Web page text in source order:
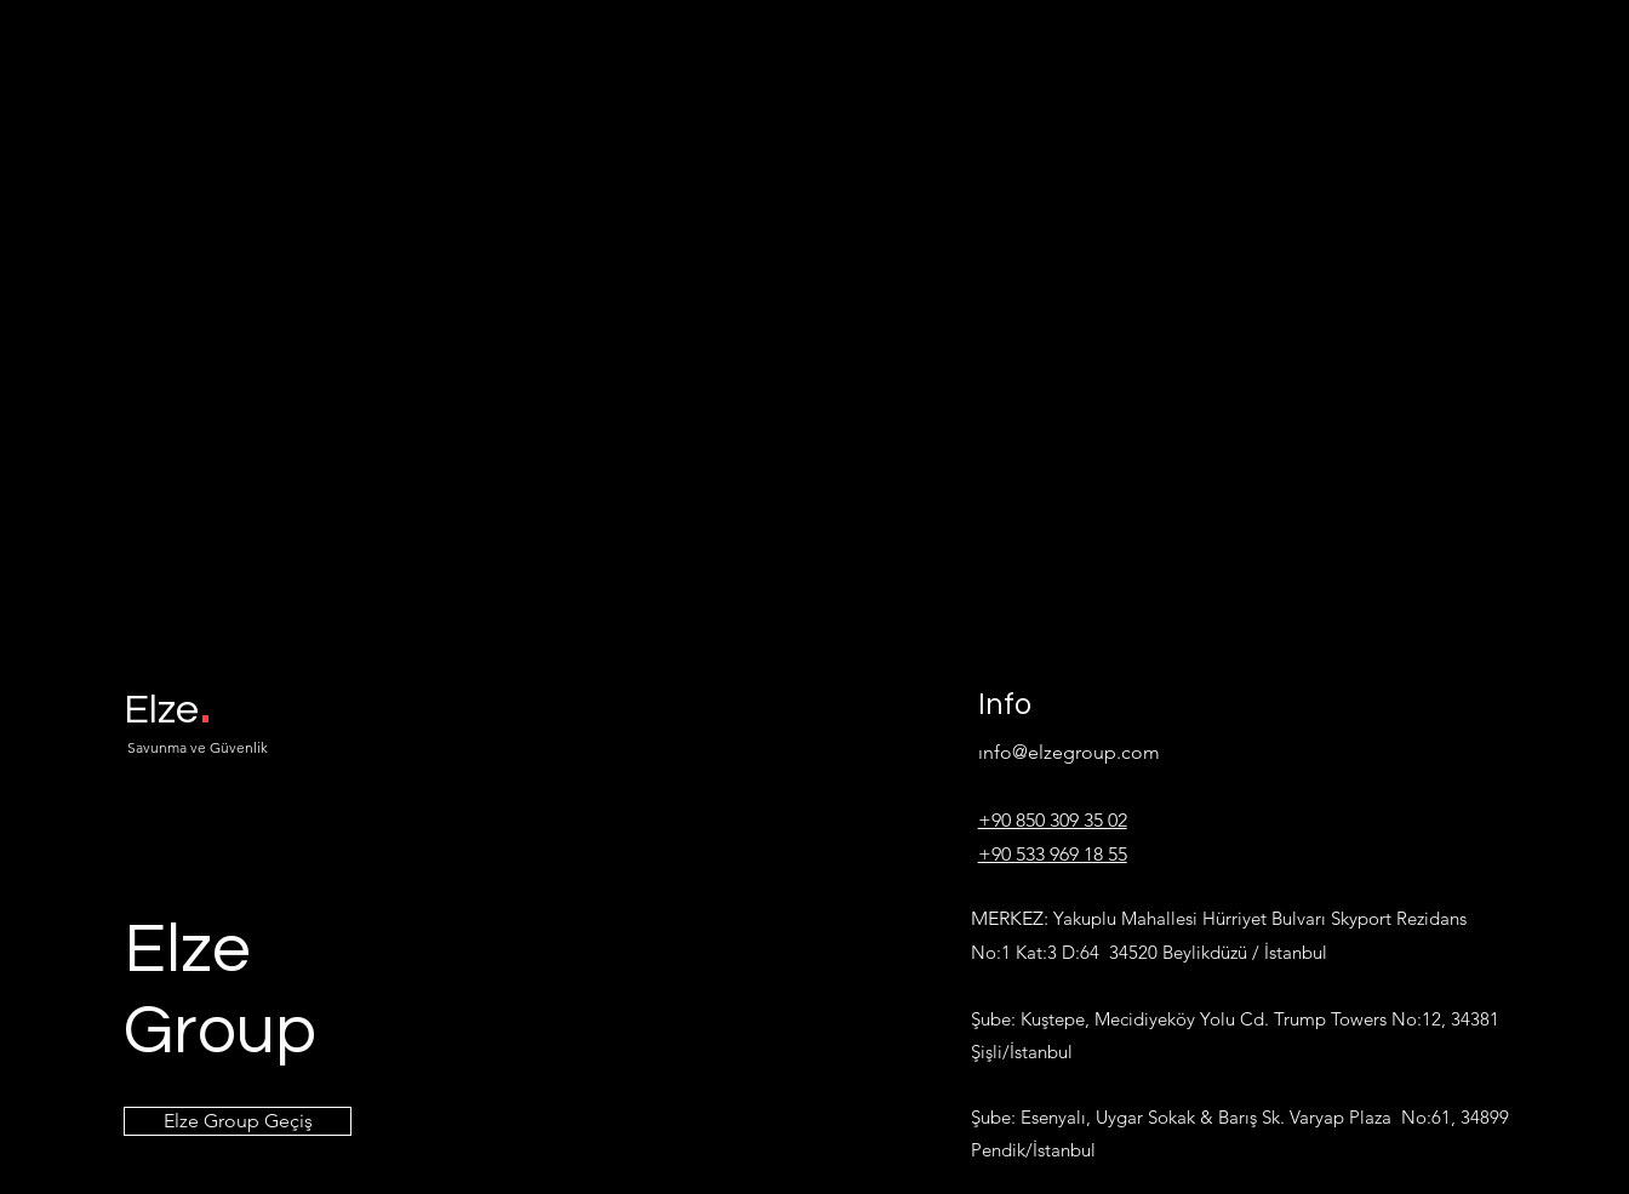
Elze.
Savunma ve Güvenlik
Elze
Group
Elze Group Geçiş
Info
ınfo@elzegroup.com
+90 850 309 35 02
+90 533 969 18 55
MERKEZ: Yakuplu Mahallesi Hürriyet Bulvarı Skyport Rezidans
No:1 Kat:3 D:64 34520 Beylikdüzü / İstanbul
Şube: Kuştepe, Mecidiyeköy Yolu Cd. Trump Towers No:12, 34381
Şişli/İstanbul
Şube: Esenyalı, Uygar Sokak & Barış Sk. Varyap Plaza No:61, 34899
Pendik/İstanbul